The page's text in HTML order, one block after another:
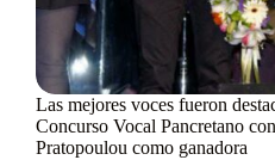
Las mejores voces fueron
Concurso Vocal Pancretano
Pratopoulou como ganadora